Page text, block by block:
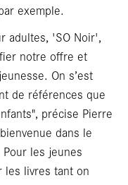
exemple.
adultes, 'SO Noir',
notre offre et
On s’est
de références que
précise Pierre
dans le
les jeunes
les livres tant on